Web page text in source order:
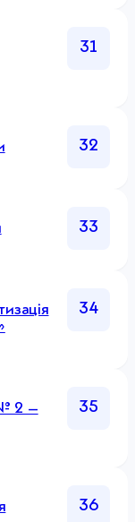
31
32
33
34
35
2 –
36